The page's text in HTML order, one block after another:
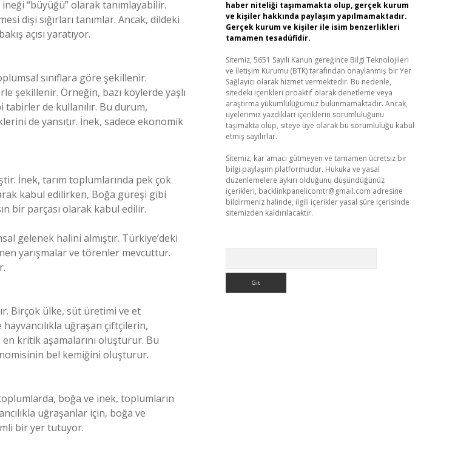
“büyüğü” olarak tanımlayabilir.
dişi sığırları tanımlar. Ancak, dildeki
açısı yaratıyor.
sınıflara göre şekillenir.
şekillenir. Örneğin, bazı köylerde yaşlı
tabirler de kullanılır. Bu durum,
de yansıtır. İnek, sadece ekonomik
İnek, tarım toplumlarında pek çok
kabul edilirken, Boğa güreşi gibi
bir parçası olarak kabul edilir.
gelenek halini almıştır. Türkiye’deki
yarışmalar ve törenler mevcuttur.
Birçok ülke, süt üretimi ve et
uğraşan çiftçilerin,
kritik aşamalarını oluşturur. Bu
bel kemiğini oluşturur.
boğa ve inek, toplumların
uğraşanlar için, boğa ve
bir yer tutuyor.
haber niteliği taşımamakta olup, gerçek kurum
ve kişiler hakkında paylaşım yapılmamaktadır.
Gerçek kurum ve kişiler ile isim benzerlikleri
tamamen tesadüfidir.
Sitemiz, 5651 Sayılı Kanun gereğince Bilgi Teknolojileri
ve İletişim Kurumu (BTK) tarafından onaylanmış bir Yer
Sağlayıcı olarak hizmet vermektedir. Bu nedenle,
sitedeki içerikleri proaktif olarak denetleme veya
araştırma yükümlülüğümüz bulunmamaktadır. Ancak,
üyelerimiz yazdıkları içeriklerin sorumluluğunu
taşımakta olup, siteye üye olarak bu sorumluluğu kabul
etmiş sayılırlar.
Sitemiz, kar amacı gütmeyen ve tamamen ücretsiz bir
bilgi paylaşım platformudur. Hukuka ve yasal
düzenlemelere aykırı olduğunu düşündüğünüz
içerikleri, backlinkpanelicomtr@gmail.com adresine
bildirmeniz halinde, ilgili içerikler yasal süre içerisinde
sitemizden kaldırılacaktır.